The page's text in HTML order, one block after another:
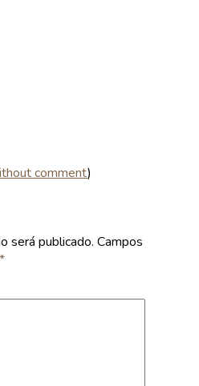
comment)
será publicado. Campos
*